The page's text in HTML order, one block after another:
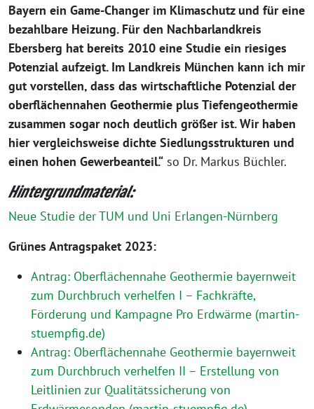
Bayern ein Game-Changer im Klimaschutz und für eine
bezahlbare Heizung. Für den Nachbarlandkreis
Ebersberg hat bereits 2010 eine Studie ein riesiges
Potenzial aufzeigt. Im Landkreis München kann ich mir
gut vorstellen, dass das wirtschaftliche Potenzial der
oberflächennahen Geothermie plus Tiefengeothermie
zusammen sogar noch deutlich größer ist. Wir haben
hier vergleichsweise dichte Siedlungsstrukturen und
einen hohen Gewerbeanteil.“ so Dr. Markus Büchler.
Hintergrundmaterial:
Neue Studie der TUM und Uni Erlangen-Nürnberg
Grünes Antragspaket 2023:
Antrag: Oberflächennahe Geothermie bayernweit
zum Durchbruch verhelfen I – Fachkräfte,
Förderung und Kampagne Pro Erdwärme (martin-
stuempfig.de)
Antrag: Oberflächennahe Geothermie bayernweit
zum Durchbruch verhelfen II – Erstellung von
Leitlinien zur Qualitätssicherung von